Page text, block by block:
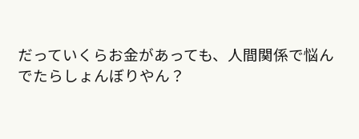
だっていくらお金があっても、人間関係で悩ん
でたらしょんぼりやん？